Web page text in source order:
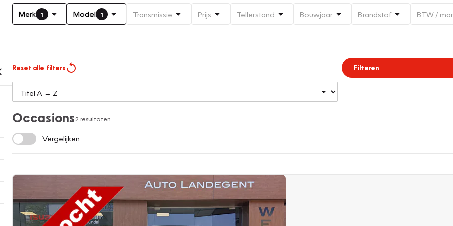
Merk 1 Model 1 Transmissie Prijs Tellerstand Bouwjaar Brandstof BTW /
Reset alle filters Filteren
Occasions2 resultaten
Vergelijken